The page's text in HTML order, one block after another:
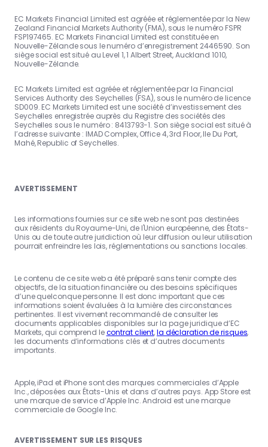
EC Markets Financial Limited est agréée et réglementée par la New
Zealand Financial Markets Authority (FMA), sous le numéro FSPR
FSP197465. EC Markets Financial Limited est constituée en
Nouvelle-Zélande sous le numéro d’enregistrement 2446590. Son
siège social est situé au Level 1, 1 Albert Street, Auckland 1010,
Nouvelle-Zélande.
EC Markets Limited est agréée et réglementée par la Financial
Services Authority des Seychelles (FSA), sous le numéro de licence
SD009. EC Markets Limited est une société d’investissement des
Seychelles enregistrée auprès du Registre des sociétés des
Seychelles sous le numéro : 8413793-1. Son siège social est situé à
l’adresse suivante : IMAD Complex, Office 4, 3rd Floor, Ile Du Port,
Mahé, Republic of Seychelles.
AVERTISSEMENT
Les informations fournies sur ce site web ne sont pas destinées
aux résidents du Royaume-Uni, de l'Union européenne, des États-
Unis ou de toute autre juridiction où leur diffusion ou leur utilisation
pourrait enfreindre les lois, réglementations ou sanctions locales.
Le contenu de ce site web a été préparé sans tenir compte des
objectifs, de la situation financière ou des besoins spécifiques
d’une quelconque personne. Il est donc important que ces
informations soient évaluées à la lumière des circonstances
pertinentes. Il est vivement recommandé de consulter les
documents applicables disponibles sur la page juridique d’EC
Markets, qui comprend lecontrat client,la déclaration de risques,
les documents d’informations clés et d’autres documents
importants.
Apple, iPad et iPhone sont des marques commerciales d’Apple
Inc., déposées aux États-Unis et dans d’autres pays. App Store est
une marque de service d’Apple Inc. Android est une marque
commerciale de Google Inc.
AVERTISSEMENT SUR LES RISQUES